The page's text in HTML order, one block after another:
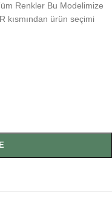
Renkler Bu Modelimize
kısmından ürün seçimi